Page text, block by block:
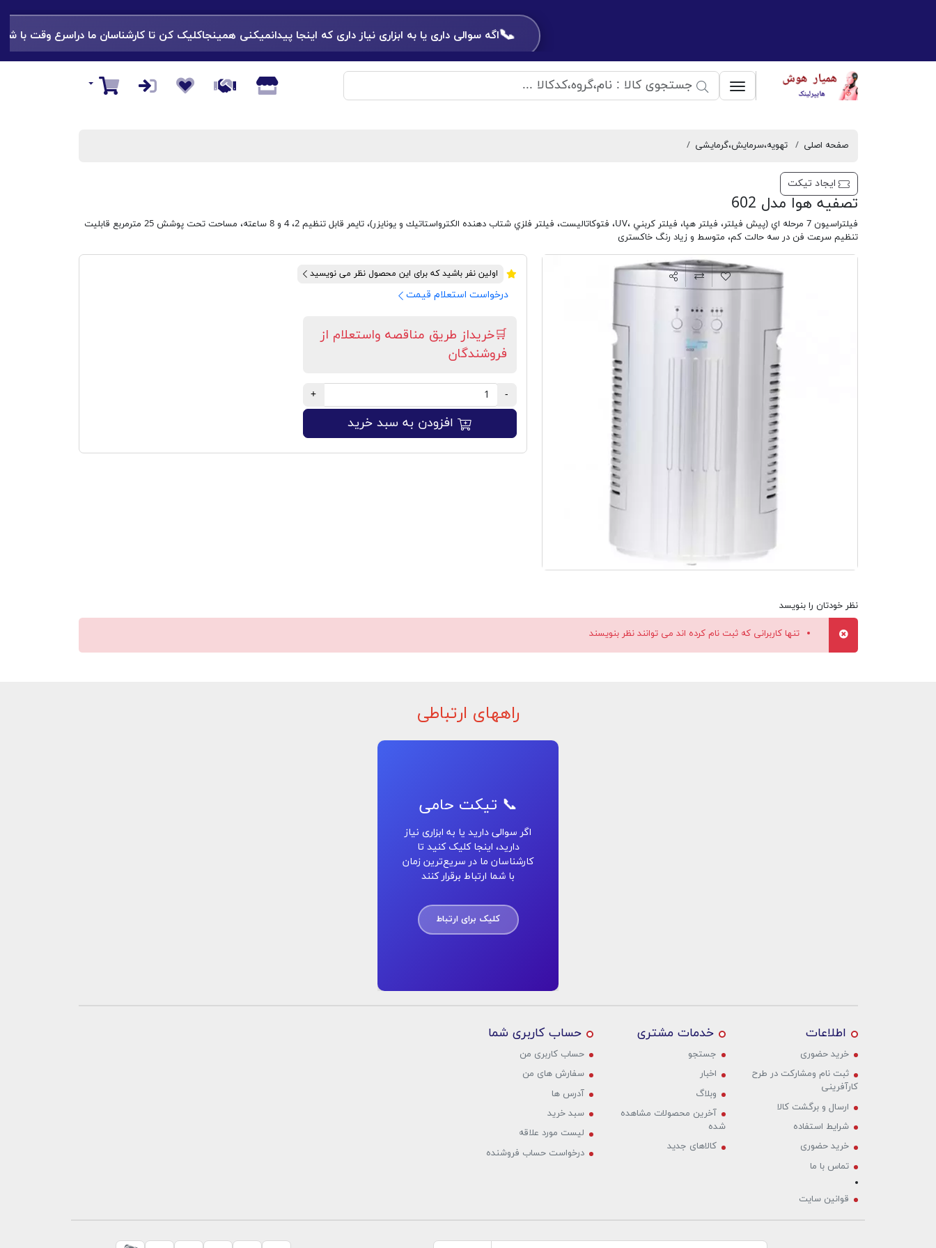
📞 اگه سوالی داری یا به ابزاری نیاز داری که اینجا پیدانمیکنی همینجاکلیک کن تا کارشناسان ما دراسرع وقت با شما
دستیار هوش مصنوعی سبد خرید
صفحه اصلی تهویه،سرمایش،گرمایشی
ایجاد تیکت
تصفيه هوا مدل 602
فيلتراسيون 7 مرحله اي (پيش فيلتر، فيلتر هپا، فيلتر كربني ،UV، فتوكاتاليست، فيلتر فلزي شتاب دهنده الكترواستاتيك و يونايزر)، تايمر قابل تنظيم 2، 4 و 8 ساعته، مساحت تحت پوشش 25 مترمربع قابليت
تنظيم سرعت فن در سه حالت كم، متوسط و زياد رنگ خاکستری
اولین نفر باشید که برای این محصول نظر می نویسید
درخواست استعلام قیمت
🛒خریداز طریق مناقصه واستعلام از
فروشندگان
-
+
افزودن به سبد خرید
نظر خودتان را بنویسد
تنها کاربرانی که ثبت نام کرده اند می توانند نظر بنویسند
راههای ارتباطی
📞 تیکت حامی
اگر سوالی دارید یا به ابزاری نیاز
دارید، اینجا کلیک کنید تا
کارشناسان ما در سریع‌ترین زمان
با شما ارتباط برقرار کنند
کلیک برای ارتباط
اطلاعات
خرید حضوری‌
ثبت نام ومشارکت در طرح
کارآفرینی
ارسال و برگشت کالا
شرایط استفاده
خرید حضوری‌
تماس با ما
قوانین سایت
خدمات مشتری
جستجو
اخبار
وبلاگ
آخرین محصولات مشاهده
شده
کالاهای جدید
حساب کاربری شما
حساب کاربری من
سفارش های من‎
آدرس ها
سبد خرید
لیست مورد علاقه
درخواست حساب فروشنده